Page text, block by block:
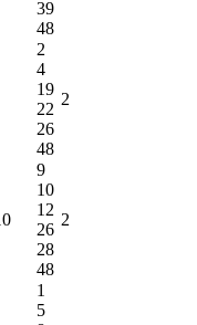
39
48
2
4
19
22
26
48
2
9
10
12
26
28
48
2
1
5